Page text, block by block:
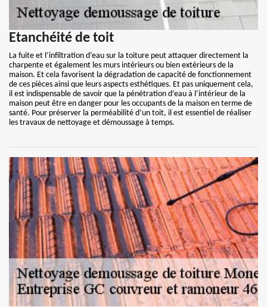
Etanchéité de toit
La fuite et l’infiltration d’eau sur la toiture peut attaquer directement la
charpente et également les murs intérieurs ou bien extérieurs de la
maison. Et cela favorisent la dégradation de capacité de fonctionnement
de ces pièces ainsi que leurs aspects esthétiques. Et pas uniquement cela,
il est indispensable de savoir que la pénétration d’eau à l’intérieur de la
maison peut être en danger pour les occupants de la maison en terme de
santé. Pour préserver la perméabilité d’un toit, il est essentiel de réaliser
les travaux de nettoyage et démoussage à temps.